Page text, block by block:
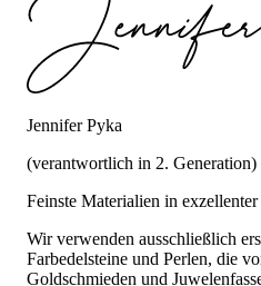
Jennifer Pyka
(verantwortlich in 2. Generation)
Feinste Materialien in
Wir verwenden ausschließlich
Farbedelsteine und Perlen, die
Goldschmieden und